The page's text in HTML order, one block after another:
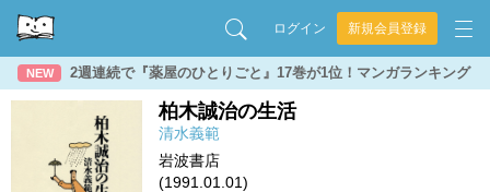
ログイン 新規会員登録
NEW 2週連続で『薬屋のひとりごと』17巻が1位！マンガランキング
柏木誠治の生活
清水義範
岩波書店
(1991.01.01)